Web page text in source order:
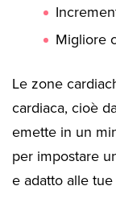
Migliore
Le zone
cardiaca, cioè
emette in un
per impostare
e adatto alle